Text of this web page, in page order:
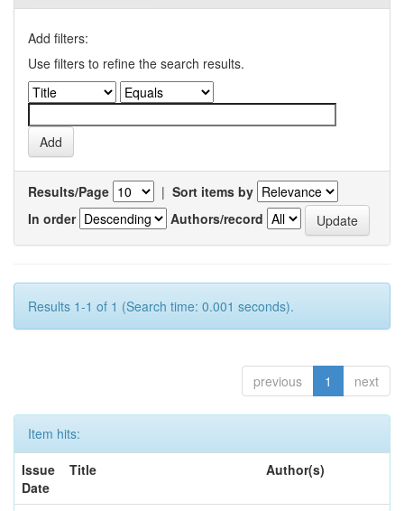
Add filters:
Use filters to refine the search results.
Results/Page | Sort items by
In order
Authors/record
Results 1-1 of 1 (Search time: 0.001 seconds).
previous 1 next
Item hits:
Issue
Date
Title Author(s)